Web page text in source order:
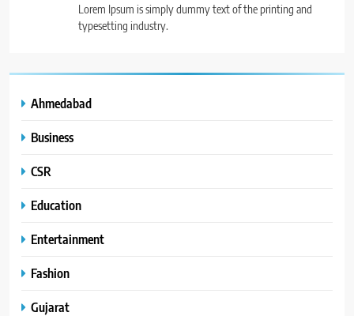
Lorem Ipsum is simply dummy text of the printing and
typesetting industry.
Ahmedabad
Business
CSR
Education
Entertainment
Fashion
Gujarat